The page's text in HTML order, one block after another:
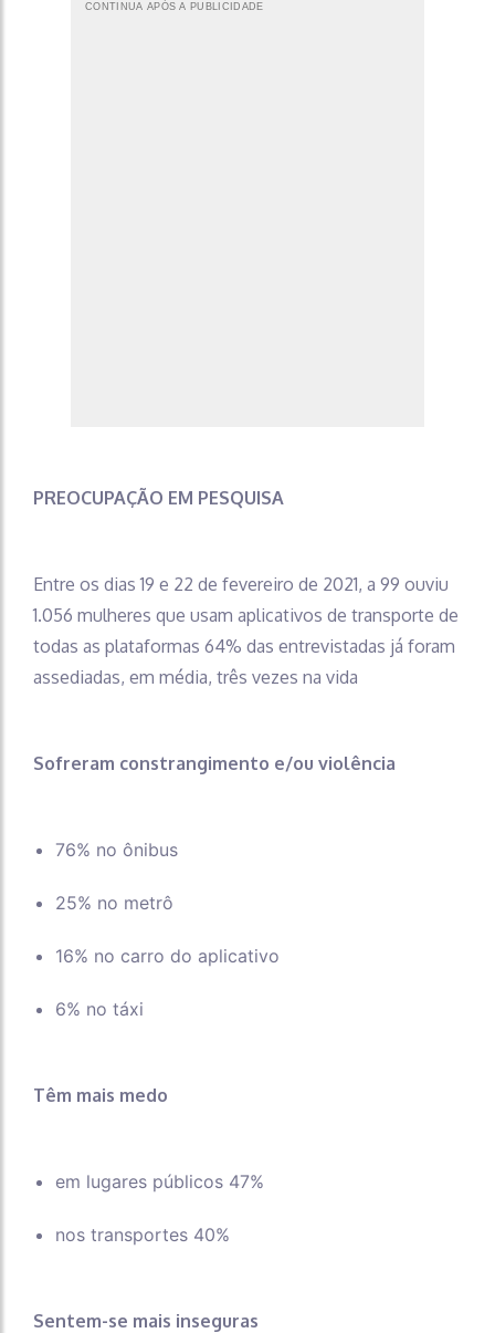
CONTINUA APÓS A PUBLICIDADE
PREOCUPAÇÃO EM PESQUISA
Entre os dias 19 e 22 de fevereiro de 2021, a 99 ouviu
1.056 mulheres que usam aplicativos de transporte de
todas as plataformas 64% das entrevistadas já foram
assediadas, em média, três vezes na vida
Sofreram constrangimento e/ou violência
76% no ônibus
25% no metrô
16% no carro do aplicativo
6% no táxi
Têm mais medo
em lugares públicos 47%
nos transportes 40%
Sentem-se mais inseguras